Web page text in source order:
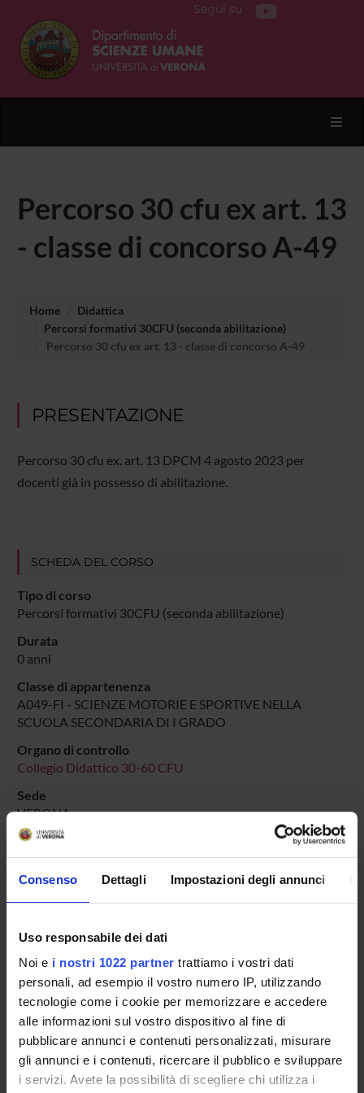
Consenso Dettagli Impostazioni degli annunci
Uso responsabile dei dati
Noi e i nostri 1022 partner trattiamo i vostri dati
personali, ad esempio il vostro numero IP, utilizzando
tecnologie come i cookie per memorizzare e accedere
alle informazioni sul vostro dispositivo al fine di
pubblicare annunci e contenuti personalizzati, misurare
gli annunci e i contenuti, ricercare il pubblico e sviluppare
i servizi. Avete la possibilità di scegliere chi utilizza i
Segui su
Percorso 30 cfu ex art. 13
- classe di concorso A-49
Home
Didattica
Percorsi formativi 30CFU (seconda abilitazione)
Percorso 30 cfu ex art. 13 - classe di concorso A-49
PRESENTAZIONE
Percorso 30 cfu ex. art. 13 DPCM 4 agosto 2023 per
docenti già in possesso di abilitazione.
SCHEDA DEL CORSO
Tipo di corso
Percorsi formativi 30CFU (seconda abilitazione)
Durata
0 anni
Classe di appartenenza
A049-FI - SCIENZE MOTORIE E SPORTIVE NELLA
SCUOLA SECONDARIA DI I GRADO
Organo di controllo
Collegio Didattico 30-60 CFU
Sede
VERONA
Dipartimento di riferimento
Scienze Umane
Macro area
Scienze Umanistiche
Area disciplinare
Lettere, Arti e Comunicazione
Presentazione
Come iscriversi
Insegnamenti